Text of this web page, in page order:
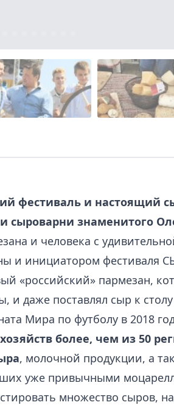
фестиваль и настоящий
сыроварни знаменитого
и человека с
и инициатором фестиваля
«российский» пармезан,
и даже поставлял сыр к столу
Мира по футболу в 2018
более, чем из 50
, молочной продукции, а
уже привычными
множество сыров,